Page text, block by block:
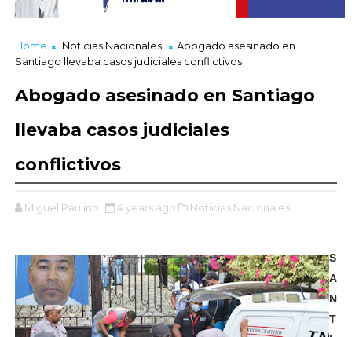
Home Noticias Nacionales
Abogado asesinado en
Santiago llevaba casos judiciales conflictivos
Abogado asesinado en Santiago
llevaba casos judiciales
conflictivos
Miguel Paulino 4 years ago Noticias Nacionales,
S
A
N
T